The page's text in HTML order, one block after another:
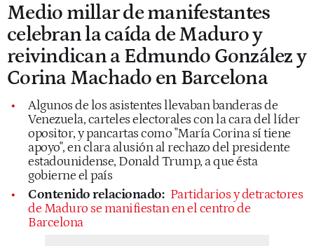
Medio millar de manifestantes
celebran la caída de Maduro y
reivindican a Edmundo González y
Corina Machado en Barcelona
Algunos de los asistentes llevaban banderas de
Venezuela, carteles electorales con la cara del líder
opositor, y pancartas como "María Corina sí tiene
apoyo", en clara alusión al rechazo del presidente
estadounidense, Donald Trump, a que ésta
gobierne el país
Contenido relacionado: Partidarios y detractores
de Maduro se manifiestan en el centro de
Barcelona